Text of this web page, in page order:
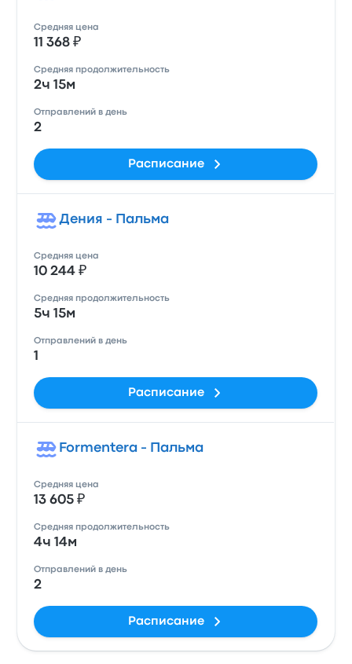
Средняя цена
11 368 ₽
Средняя продолжительность
2ч 15м
Отправлений в день
2
Расписание
Дения - Пальма
Средняя цена
10 244 ₽
Средняя продолжительность
5ч 15м
Отправлений в день
1
Расписание
Formentera - Пальма
Средняя цена
13 605 ₽
Средняя продолжительность
4ч 14м
Отправлений в день
2
Расписание